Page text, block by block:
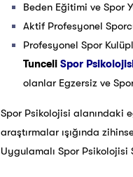
Beden Eğitimi ve Spor
Aktif Profesyonel
Profesyonel Spor
Tunceli Spor
olanlar Egzersiz ve
Spor Psikolojisi alanındaki
araştırmalar ışığında
Uygulamalı Spor Psikolojisi